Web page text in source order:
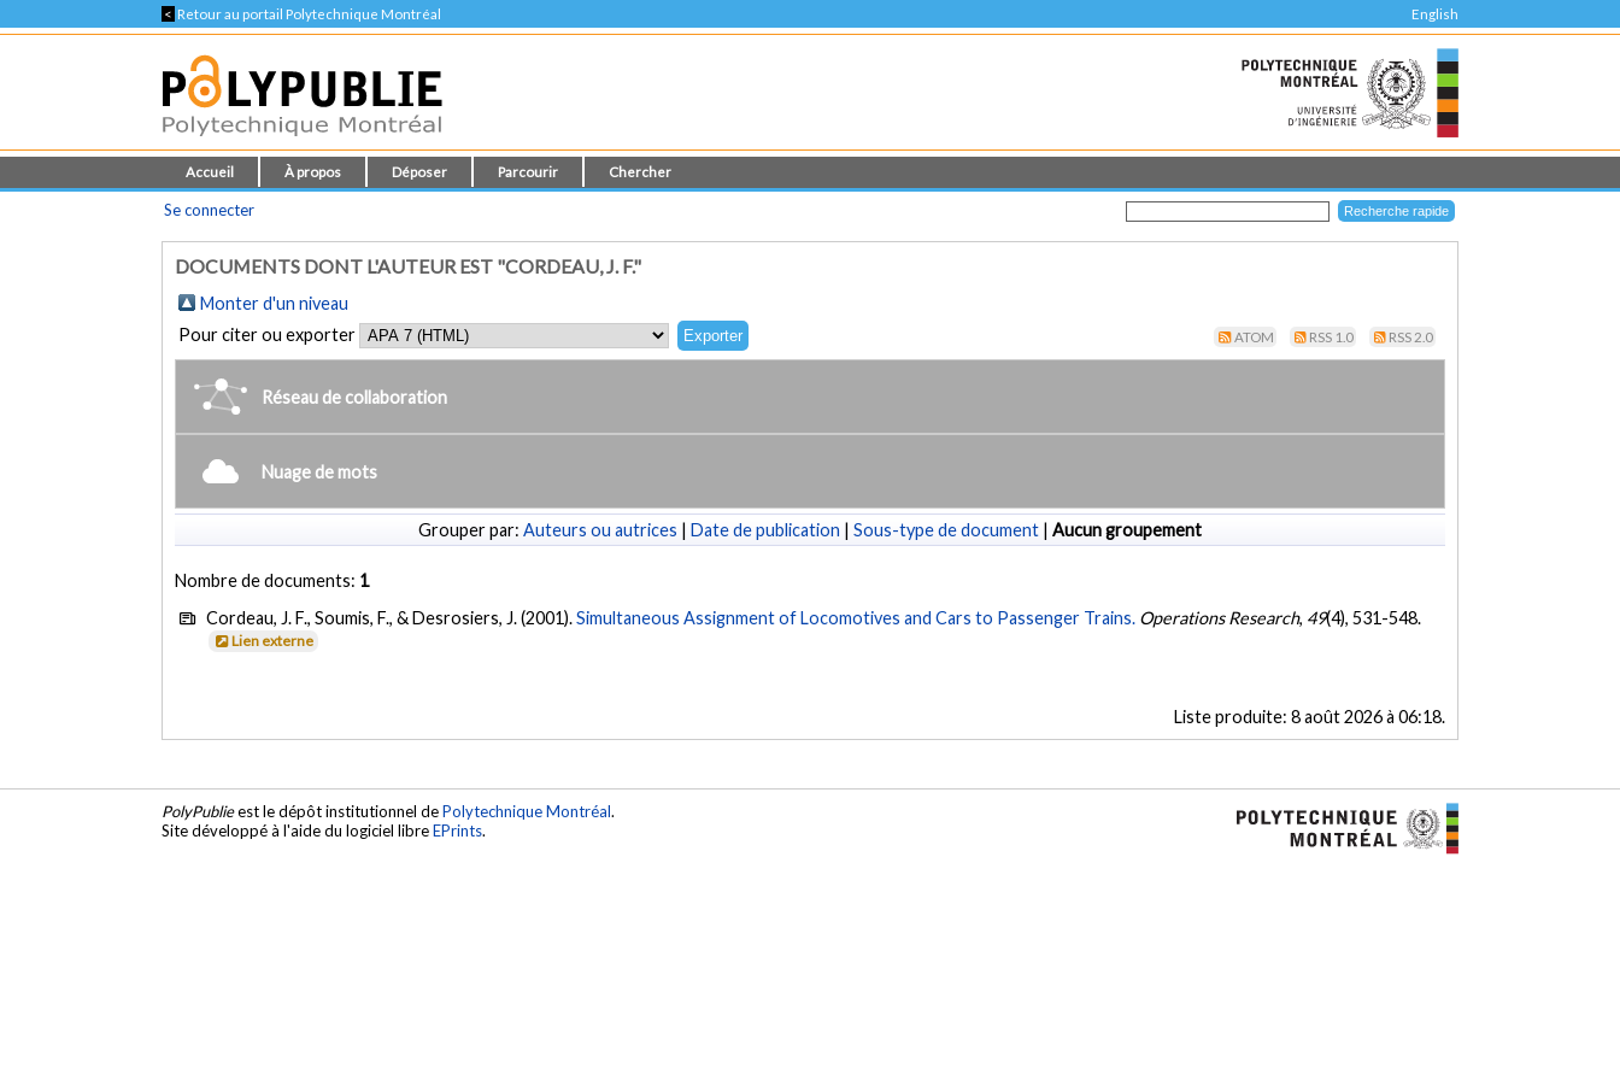
< Retour au portail Polytechnique Montréal English
Accueil À propos Déposer Parcourir Chercher
Se connecter
DOCUMENTS DONT L'AUTEUR EST "CORDEAU, J. F."
Monter d'un niveau
Pour citer ou exporter
ATOM RSS 1.0 RSS 2.0
Réseau de collaboration
Nuage de mots
Grouper par: Auteurs ou autrices | Date de publication | Sous-type de document | Aucun groupement
Nombre de documents: 1
Cordeau, J. F., Soumis, F., & Desrosiers, J. (2001).Simultaneous Assignment of Locomotives and Cars to Passenger Trains. Operations Research, 49(4), 531-548.
Lien externe
Liste produite: 8 août 2026 à 06:18.
PolyPublieest le dépôt institutionnel dePolytechnique Montréal.
Site développé à l'aide du logiciel libreEPrints.